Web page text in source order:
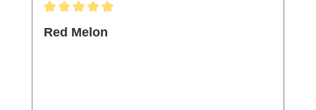
Red Melon